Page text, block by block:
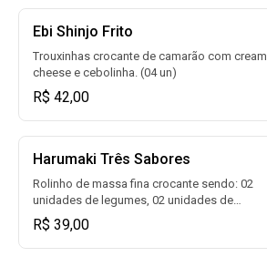
Ebi Shinjo Frito
Trouxinhas crocante de camarão com cream
cheese e cebolinha. (04 un)
R$ 42,00
Harumaki Três Sabores
Rolinho de massa fina crocante sendo: 02
unidades de legumes, 02 unidades de
queijo e 02 unidades de Romeu e Julieta.
R$ 39,00